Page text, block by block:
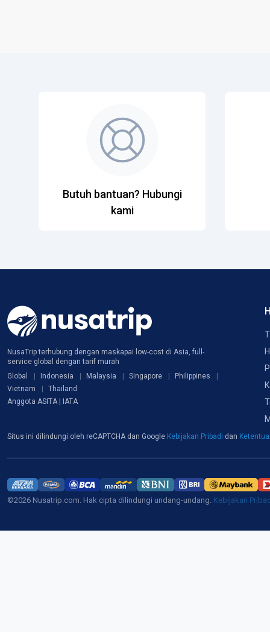
Butuh bantuan? Hubungi
kami
NusaTrip terhubung dengan maskapai low-cost di Asia, full-
service global dengan tarif murah
Global
Indonesia Malaysia Singapore
Philippines
Vietnam
Thailand
Anggota ASITA | IATA
Situs ini dilindungi oleh reCAPTCHA dan Google Kebijakan Pribadi dan
©2026 Nusatrip.com. Hak cipta dilindungi undang-undang. Kebijakan